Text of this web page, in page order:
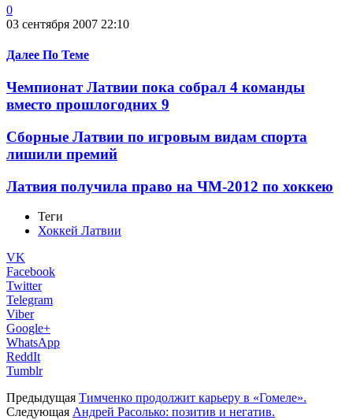
0
03 сентября 2007 22:10
Далее По Теме
Чемпионат Латвии пока собрал 4 команды
вместо прошлогодних 9
Сборные Латвии по игровым видам спорта
лишили премий
Латвия получила право на ЧМ-2012 по хоккею
Теги
Хоккей Латвии
VK
Facebook
Twitter
Telegram
Viber
Google+
WhatsApp
ReddIt
Tumblr
Предыдущая Тимченко продолжит карьеру в «Гомеле».
Следующая Андрей Расолько: позитив и негатив.